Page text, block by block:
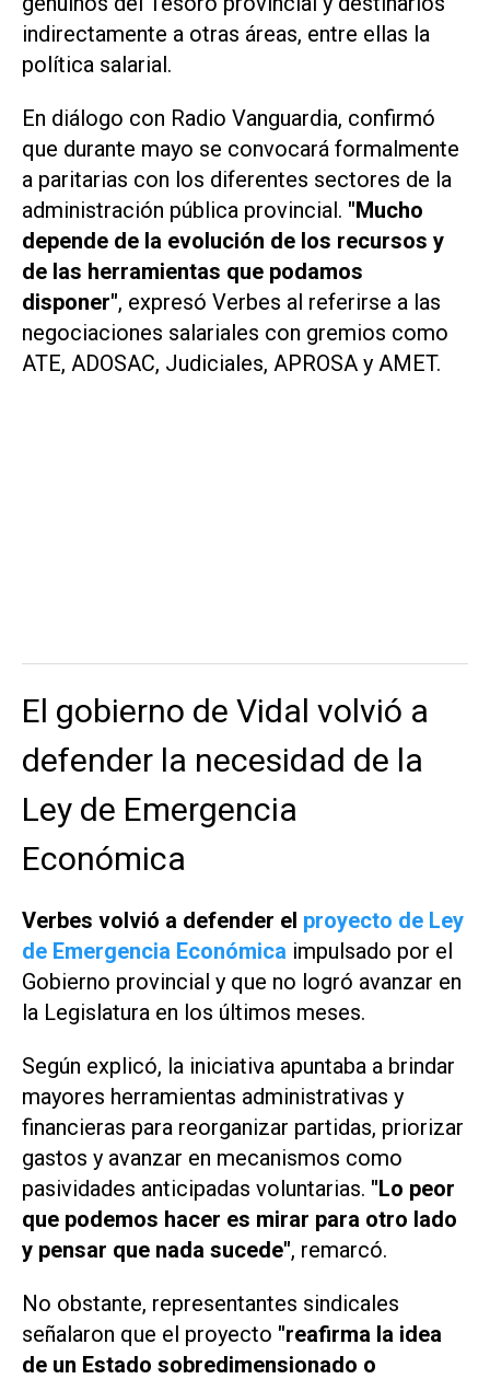
indirectamente a otras áreas, entre ellas la
política salarial.
En diálogo con Radio Vanguardia, confirmó
que durante mayo se convocará formalmente
a paritarias con los diferentes sectores de la
administración pública provincial. "Mucho
depende de la evolución de los recursos y
de las herramientas que podamos
disponer", expresó Verbes al referirse a las
negociaciones salariales con gremios como
ATE, ADOSAC, Judiciales, APROSA y AMET.
El gobierno de Vidal volvió a
defender la necesidad de la
Ley de Emergencia
Económica
Verbes volvió a defender el proyecto de Ley
de Emergencia Económica impulsado por el
Gobierno provincial y que no logró avanzar en
la Legislatura en los últimos meses.
Según explicó, la iniciativa apuntaba a brindar
mayores herramientas administrativas y
financieras para reorganizar partidas, priorizar
gastos y avanzar en mecanismos como
pasividades anticipadas voluntarias. "Lo peor
que podemos hacer es mirar para otro lado
y pensar que nada sucede", remarcó.
No obstante, representantes sindicales
señalaron que el proyecto "reafirma la idea
de un Estado sobredimensionado o